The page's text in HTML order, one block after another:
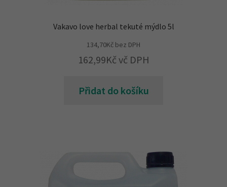
Vakavo love herbal tekuté mýdlo 5l
134,70Kč bez DPH
162,99Kč vč DPH
Přidat do košíku